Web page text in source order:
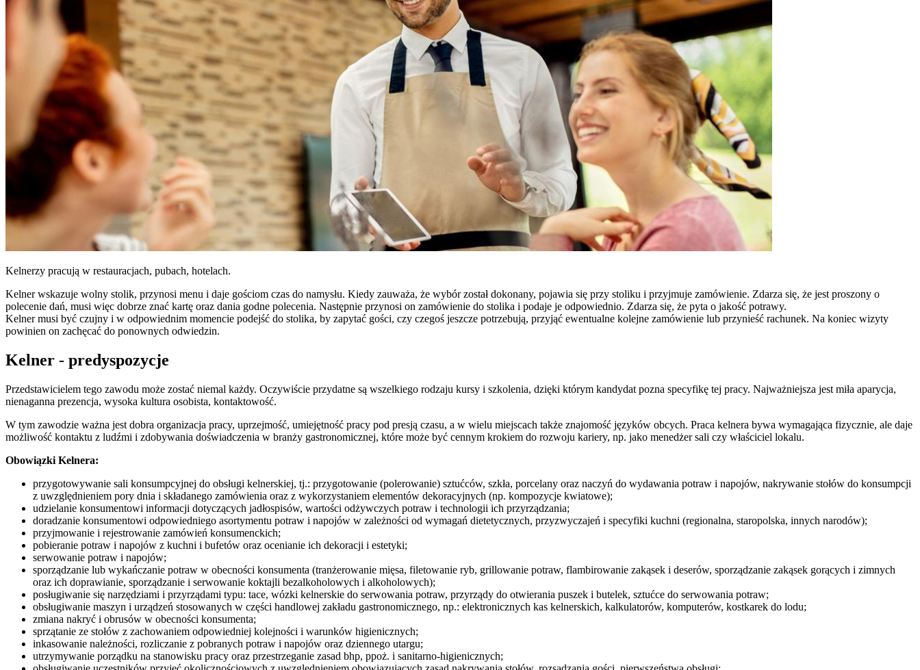
Kelnerzy pracują w restauracjach, pubach, hotelach.
Kelner wskazuje wolny stolik, przynosi menu i daje gościom czas do namysłu. Kiedy zauważa, że wybór został dokonany, pojawia się przy stoliku i przyjmuje zamówienie. Zdarza się, że jest proszony o
polecenie dań, musi więc dobrze znać kartę oraz dania godne polecenia. Następnie przynosi on zamówienie do stolika i podaje je odpowiednio. Zdarza się, że pyta o jakość potrawy.
Kelner musi być czujny i w odpowiednim momencie podejść do stolika, by zapytać gości, czy czegoś jeszcze potrzebują, przyjąć ewentualne kolejne zamówienie lub przynieść rachunek. Na koniec wizyty
powinien on zachęcać do ponownych odwiedzin.
Kelner - predyspozycje
Przedstawicielem tego zawodu może zostać niemal każdy. Oczywiście przydatne są wszelkiego rodzaju kursy i szkolenia, dzięki którym kandydat pozna specyfikę tej pracy. Najważniejsza jest miła aparycja,
nienaganna prezencja, wysoka kultura osobista, kontaktowość.
W tym zawodzie ważna jest dobra organizacja pracy, uprzejmość, umiejętność pracy pod presją czasu, a w wielu miejscach także znajomość języków obcych. Praca kelnera bywa wymagająca fizycznie, ale daje
możliwość kontaktu z ludźmi i zdobywania doświadczenia w branży gastronomicznej, które może być cennym krokiem do rozwoju kariery, np. jako menedżer sali czy właściciel lokalu.
Obowiązki Kelnera:
przygotowywanie sali konsumpcyjnej do obsługi kelnerskiej, tj.: przygotowanie (polerowanie) sztućców, szkła, porcelany oraz naczyń do wydawania potraw i napojów, nakrywanie stołów do konsumpcji
z uwzględnieniem pory dnia i składanego zamówienia oraz z wykorzystaniem elementów dekoracyjnych (np. kompozycje kwiatowe);
udzielanie konsumentowi informacji dotyczących jadłospisów, wartości odżywczych potraw i technologii ich przyrządzania;
doradzanie konsumentowi odpowiedniego asortymentu potraw i napojów w zależności od wymagań dietetycznych, przyzwyczajeń i specyfiki kuchni (regionalna, staropolska, innych narodów);
przyjmowanie i rejestrowanie zamówień konsumenckich;
pobieranie potraw i napojów z kuchni i bufetów oraz ocenianie ich dekoracji i estetyki;
serwowanie potraw i napojów;
sporządzanie lub wykańczanie potraw w obecności konsumenta (tranżerowanie mięsa, filetowanie ryb, grillowanie potraw, flambirowanie zakąsek i deserów, sporządzanie zakąsek gorących i zimnych
oraz ich doprawianie, sporządzanie i serwowanie koktajli bezalkoholowych i alkoholowych);
posługiwanie się narzędziami i przyrządami typu: tace, wózki kelnerskie do serwowania potraw, przyrządy do otwierania puszek i butelek, sztućce do serwowania potraw;
obsługiwanie maszyn i urządzeń stosowanych w części handlowej zakładu gastronomicznego, np.: elektronicznych kas kelnerskich, kalkulatorów, komputerów, kostkarek do lodu;
zmiana nakryć i obrusów w obecności konsumenta;
sprzątanie ze stołów z zachowaniem odpowiedniej kolejności i warunków higienicznych;
inkasowanie należności, rozliczanie z pobranych potraw i napojów oraz dziennego utargu;
utrzymywanie porządku na stanowisku pracy oraz przestrzeganie zasad bhp, ppoż. i sanitarno-higienicznych;